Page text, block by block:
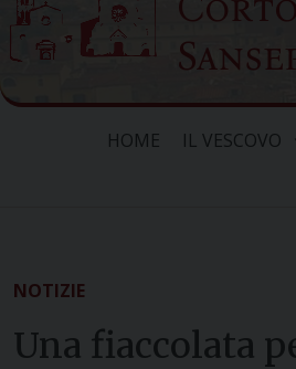
HOME IL VESCOVO
NOTIZIE
Una fiaccolata